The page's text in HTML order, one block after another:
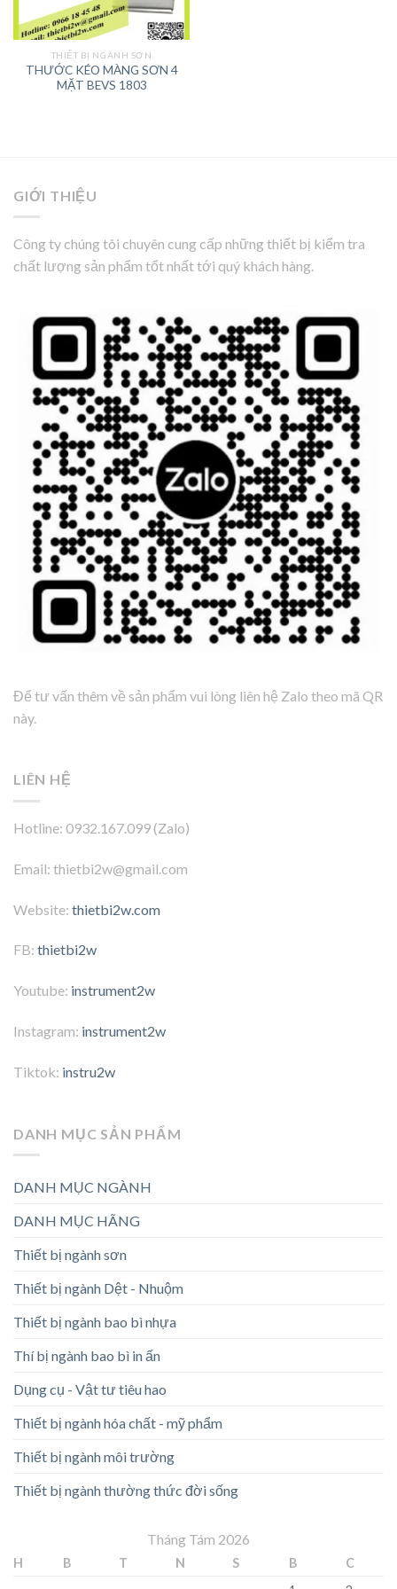
THIẾT BỊ NGÀNH SƠN
THƯỚC KÉO MÀNG SƠN 4
MẶT BEVS 1803
GIỚI THIỆU
Công ty chúng tôi chuyên cung cấp những thiết bị kiểm tra
chất lượng sản phẩm tốt nhất tới quý khách hàng.
Để tư vấn thêm về sản phẩm vui lòng liên hệ Zalo theo mã QR
này.
LIÊN HỆ
Hotline: 0932.167.099 (Zalo)
Email: thietbi2w@gmail.com
Website: thietbi2w.com
FB: thietbi2w
Youtube: instrument2w
Instagram: instrument2w
Tiktok: instru2w
DANH MỤC SẢN PHẨM
DANH MỤC NGÀNH
DANH MỤC HÃNG
Thiết bị ngành sơn
Thiết bị ngành Dệt - Nhuộm
Thiết bị ngành bao bì nhựa
Thí bị ngành bao bì in ấn
Dụng cụ - Vật tư tiêu hao
Thiết bị ngành hóa chất - mỹ phẩm
Thiết bị ngành môi trường
Thiết bị ngành thường thức đời sống
Tháng Tám 2026
H B T N S B
C